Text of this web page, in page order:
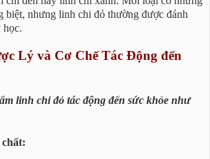
biệt, nhưng linh chi đỏ thường được đánh
học.
Lý và Cơ Chế Tác Động đến
linh chi đỏ tác động đến sức khỏe như